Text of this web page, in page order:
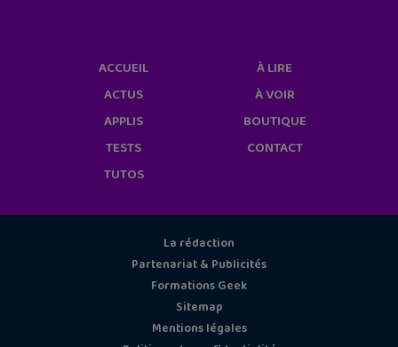
ACCUEIL
ACTUS
APPLIS
TESTS
TUTOS
À LIRE
À VOIR
BOUTIQUE
CONTACT
La rédaction
Partenariat & Publicités
Formations Geek
Sitemap
Mentions légales